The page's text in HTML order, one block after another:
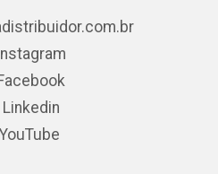
Linkedin
YouTube